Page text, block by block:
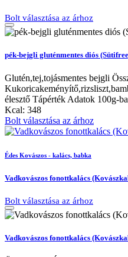
Bolt választása az árhoz
pék-bejgli gluténmentes diós
Glutén,tej,tojásmentes bejgli
élesztő Tápérték Adatok 100g-
Kcal: 348
Bolt választása az árhoz
Édes Kovászos - kalács, babka
Vadkovászos fonottkalács
Bolt választása az árhoz
Vadkovászos fonottkalács